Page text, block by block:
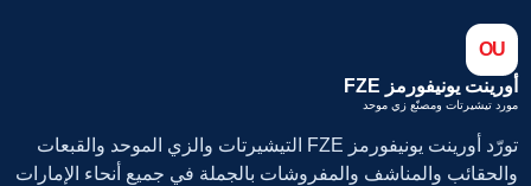
OU
أورينت يونيفورمز FZE
مورد تيشيرتات ومصنّع زي موحد
تورّد أورينت يونيفورمز FZE التيشيرتات والزي الموحد والقبعات
والحقائب والمناشف والمفروشات بالجملة في جميع أنحاء الإمارات